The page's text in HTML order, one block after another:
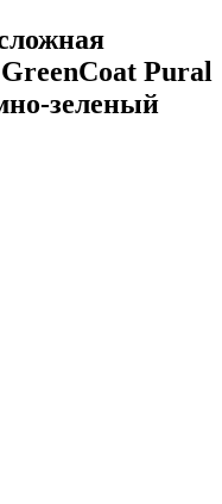
Pural
зеленый